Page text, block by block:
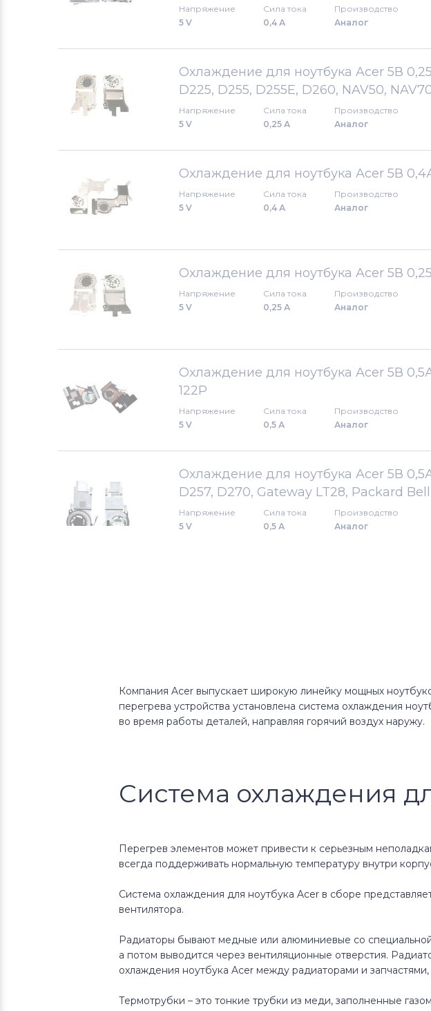
Напряжение
5 V
Сила тока
0,4 А
Производство
Аналог
Охлаждение для ноутбука Acer 5В
D225, D255, D255E, D260, NAV50,
Напряжение
5 V
Сила тока
0,25 А
Производство
Аналог
Охлаждение для ноутбука Acer 5В
Напряжение
5 V
Сила тока
0,4 А
Производство
Аналог
Охлаждение для ноутбука Acer 5В
Напряжение
5 V
Сила тока
0,25 А
Производство
Аналог
Охлаждение для ноутбука Acer 5В
122P
Напряжение
5 V
Сила тока
0,5 А
Производство
Аналог
Охлаждение для ноутбука Acer 5В
D257, D270, Gateway LT28, Packard
Напряжение
5 V
Сила тока
0,5 А
Производство
Аналог
Компания Acer выпускает широкую линейку мощных
перегрева устройства установлена система охлаждения
во время работы деталей, направляя горячий воздух наружу.
Система охлаждения
Перегрев элементов может привести к серьезным
всегда поддерживать нормальную температуру внутри
Система охлаждения для ноутбука Acer в сборе
вентилятора.
Радиаторы бывают медные или алюминиевые со
а потом выводится через вентиляционные отверстия.
охлаждения ноутбука Acer между радиаторами и
Термотрубки – это тонкие трубки из меди, заполненные